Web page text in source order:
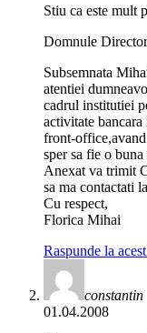
Stiu ca este mult
Domnule
Subsemnata
atentiei
cadrul institutiei
activitate
front-
sper sa fie o
Anexat va trimit
sa ma contactati
Cu respect,
Florica Mihai
Raspunde la
constantin
01.04.2008